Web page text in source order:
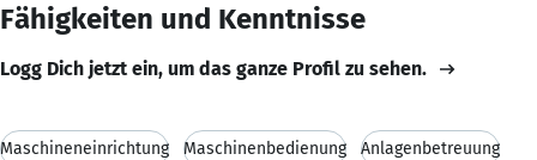
Fähigkeiten und Kenntnisse
Logg Dich jetzt ein, um das ganze Profil zu sehen.
Maschineneinrichtung Maschinenbedienung Anlagenbetreuung